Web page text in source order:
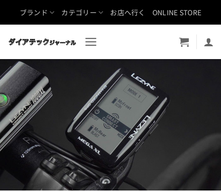
ブランド カテゴリー お店へ行く ONLINE STORE